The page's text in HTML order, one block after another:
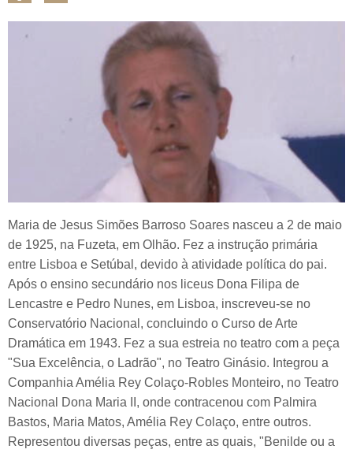
Maria de Jesus Simões Barroso Soares nasceu a 2 de maio
de 1925, na Fuzeta, em Olhão. Fez a instrução primária
entre Lisboa e Setúbal, devido à atividade política do pai.
Após o ensino secundário nos liceus Dona Filipa de
Lencastre e Pedro Nunes, em Lisboa, inscreveu-se no
Conservatório Nacional, concluindo o Curso de Arte
Dramática em 1943. Fez a sua estreia no teatro com a peça
"Sua Excelência, o Ladrão", no Teatro Ginásio. Integrou a
Companhia Amélia Rey Colaço-Robles Monteiro, no Teatro
Nacional Dona Maria II, onde contracenou com Palmira
Bastos, Maria Matos, Amélia Rey Colaço, entre outros.
Representou diversas peças, entre as quais, "Benilde ou a